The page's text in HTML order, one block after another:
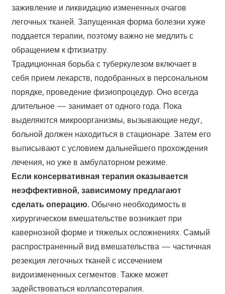
заживление и ликвидацию измененных очагов
легочных тканей. Запущенная форма болезни хуже
поддается терапии, поэтому важно не медлить с
обращением к фтизиатру.
Традиционная борьба с туберкулезом включает в
себя прием лекарств, подобранных в персональном
порядке, проведение физиопроцедур. Оно всегда
длительное — занимает от одного года. Пока
выделяются микроорганизмы, вызывающие недуг,
больной должен находиться в стационаре. Затем его
выписывают с условием дальнейшего прохождения
лечения, но уже в амбулаторном режиме.
Если консервативная терапия оказывается
неэффективной, зависимому предлагают
сделать операцию. Обычно необходимость в
хирургическом вмешательстве возникает при
кавернозной форме и тяжелых осложнениях. Самый
распространенный вид вмешательства — частичная
резекция легочных тканей с иссечением
видоизмененных сегментов. Также может
задействоваться коллапсотерапия.